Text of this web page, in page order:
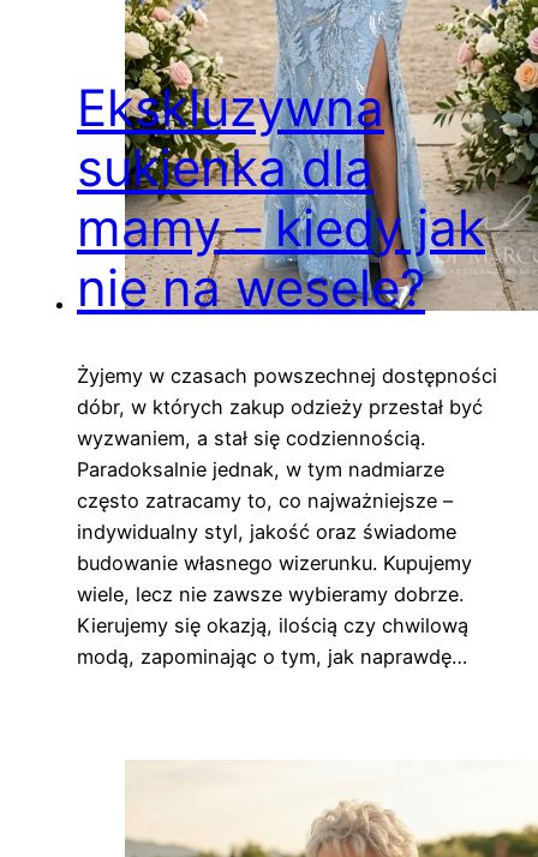
Ekskluzywna
sukienka dla
mamy – kiedy jak
nie na wesele?
Żyjemy w czasach powszechnej dostępności
dóbr, w których zakup odzieży przestał być
wyzwaniem, a stał się codziennością.
Paradoksalnie jednak, w tym nadmiarze
często zatracamy to, co najważniejsze –
indywidualny styl, jakość oraz świadome
budowanie własnego wizerunku. Kupujemy
wiele, lecz nie zawsze wybieramy dobrze.
Kierujemy się okazją, ilością czy chwilową
modą, zapominając o tym, jak naprawdę…